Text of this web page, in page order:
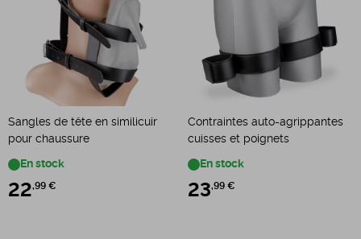
Sangles de tête en similicuir
pour chaussure
En stock
22,99 €
Contraintes auto-agrippantes
cuisses et poignets
En stock
23,99 €